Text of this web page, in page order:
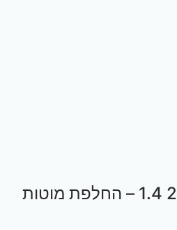
סקודה פאביה 2011 1.4 – החלפת מוטות